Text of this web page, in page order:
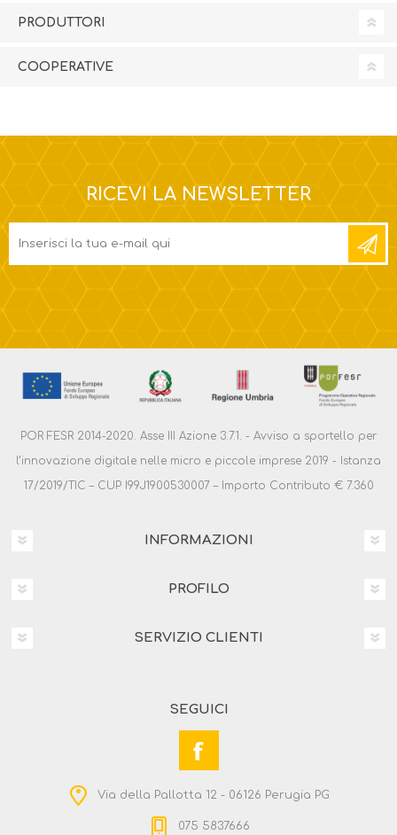
PRODUTTORI
COOPERATIVE
RICEVI LA NEWSLETTER
POR FESR 2014-2020. Asse III Azione 3.7.1. - Avviso a sportello per
l’innovazione digitale nelle micro e piccole imprese 2019 - Istanza
17/2019/TIC – CUP I99J1900530007 – Importo Contributo € 7.360
INFORMAZIONI
PROFILO
SERVIZIO CLIENTI
SEGUICI
Via della Pallotta 12 - 06126 Perugia PG
075 5837666